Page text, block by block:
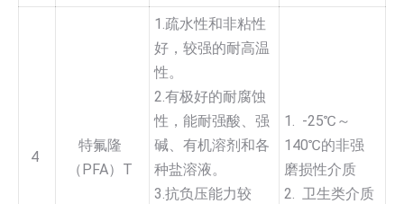
4
特氟隆
（PFA）T
1.疏水性和非粘性
好，较强的耐高温
性。
2.有极好的耐腐蚀
性，能耐强酸、强
碱、有机溶剂和各
种盐溶液。
3.抗负压能力较
1. -25℃～
140℃的非强
磨损性介质
2. 卫生类介质